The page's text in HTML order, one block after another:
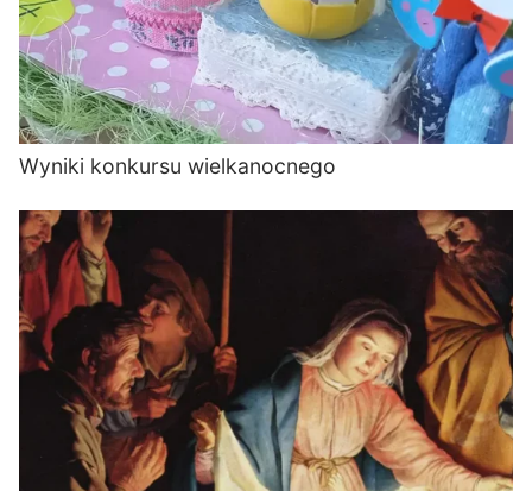
Wyniki konkursu wielkanocnego